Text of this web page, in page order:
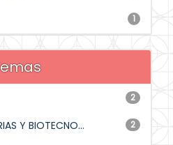
1
2
2
Y BIOTECNO...